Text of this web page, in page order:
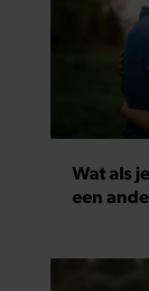
Wat als
een